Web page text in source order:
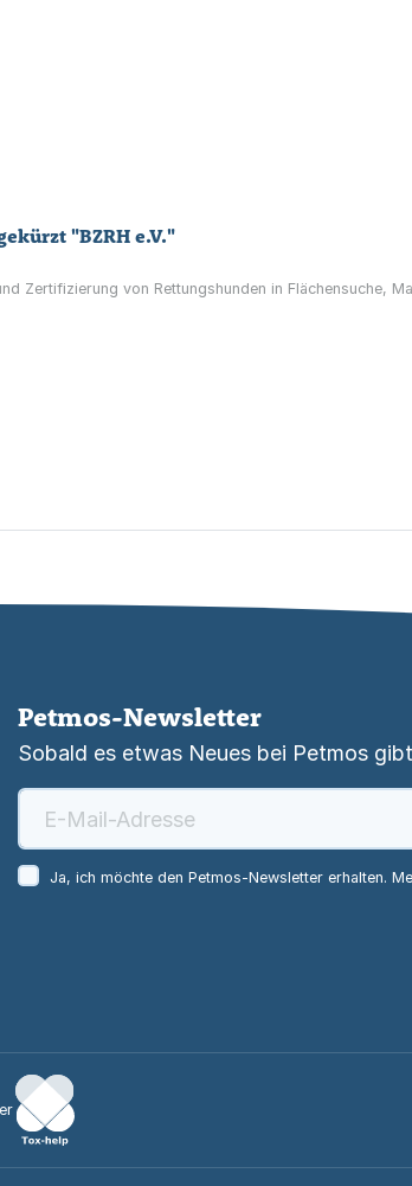
"BZRH e.V."
Zertifizierung von Rettungshunden in Flächensuche,
Petmos-Newsletter
Sobald es etwas Neues bei Petmos
Ja, ich möchte den Petmos-Newsletter erhalten.